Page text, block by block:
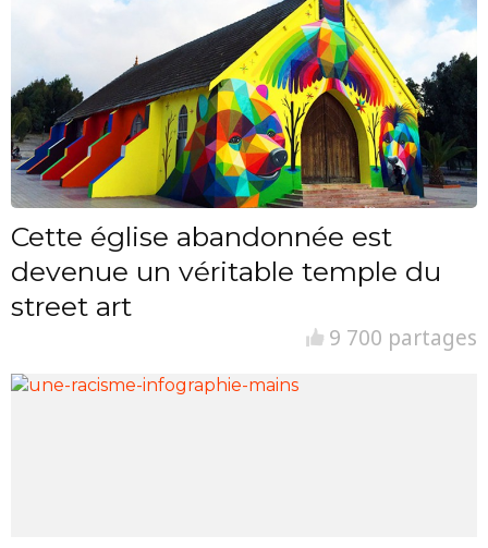
Cette église abandonnée est
devenue un véritable temple du
street art
9 700 partages